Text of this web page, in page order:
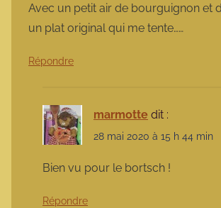
Avec un petit air de bourguignon et
un plat original qui me tente……
Répondre
marmotte dit :
28 mai 2020 à 15 h 44 min
Bien vu pour le bortsch !
Répondre